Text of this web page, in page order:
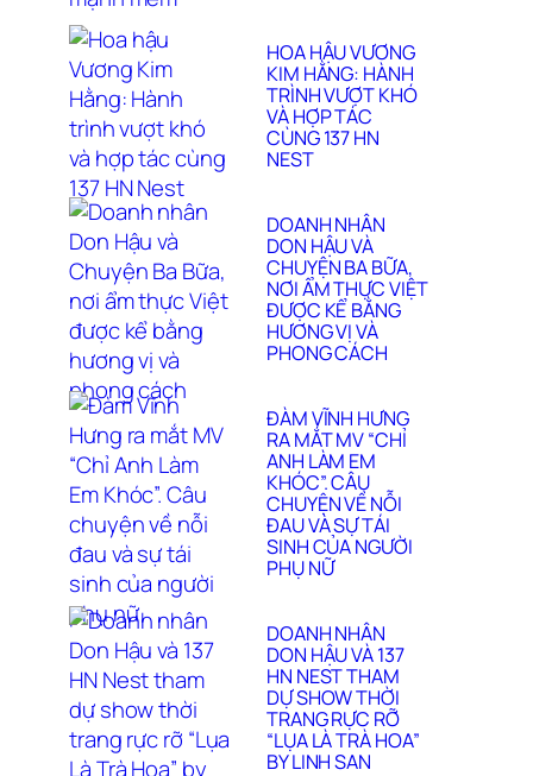
HOA HẬU VƯƠNG
KIM HẰNG: HÀNH
TRÌNH VƯỢT KHÓ
VÀ HỢP TÁC
CÙNG 137 HN
NEST
DOANH NHÂN
DON HẬU VÀ
CHUYỆN BA BỮA,
NƠI ẨM THỰC VIỆT
ĐƯỢC KỂ BẰNG
HƯƠNG VỊ VÀ
PHONG CÁCH
ĐÀM VĨNH HƯNG
RA MẮT MV “CHỈ
ANH LÀM EM
KHÓC”. CÂU
CHUYỆN VỀ NỖI
ĐAU VÀ SỰ TÁI
SINH CỦA NGƯỜI
PHỤ NỮ
DOANH NHÂN
DON HẬU VÀ 137
HN NEST THAM
DỰ SHOW THỜI
TRANG RỰC RỠ
“LỤA LÀ TRÀ HOA”
BY LINH SAN